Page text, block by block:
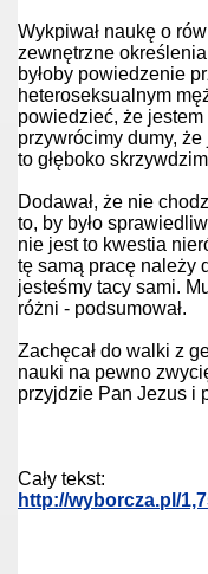
Wykpiwał naukę o
zewnętrzne
byłoby powiedzenie
heteroseksualnym
powiedzieć, że jestem
przywrócimy dumy,
to głęboko
Dodawał, że nie
to, by było
nie jest to kwestia
tę samą pracę należy
jesteśmy tacy sami.
różni - podsumował.
Zachęcał do walki z
nauki na pewno
przyjdzie Pan Jezus i
Cały tekst:
http://wyborcza.pl/